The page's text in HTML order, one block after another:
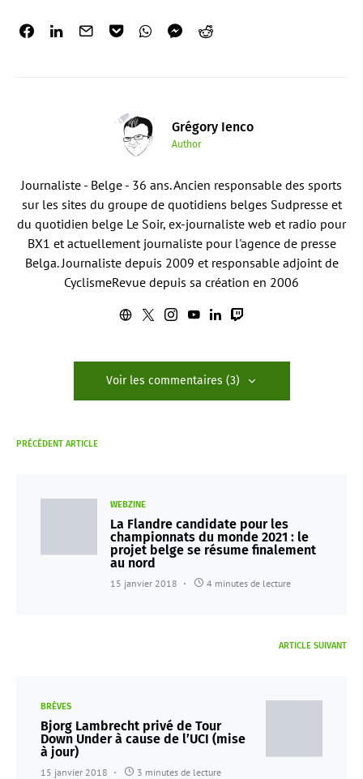
Grégory Ienco
Author
Journaliste - Belge - 36 ans. Ancien responsable des sports
sur les sites du groupe de quotidiens belges Sudpresse et
du quotidien belge Le Soir, ex-journaliste web et radio pour
BX1 et actuellement journaliste pour l'agence de presse
Belga. Journaliste depuis 2009 et responsable adjoint de
CyclismeRevue depuis sa création en 2006
Voir les commentaires (3)
PRÉCÉDENT ARTICLE
WEBZINE
La Flandre candidate pour les
championnats du monde 2021 : le
projet belge se résume finalement
au nord
15 janvier 2018 4 minutes de lecture
ARTICLE SUIVANT
BRÈVES
Bjorg Lambrecht privé de Tour
Down Under à cause de l’UCI (mise
à jour)
15 janvier 2018 3 minutes de lecture